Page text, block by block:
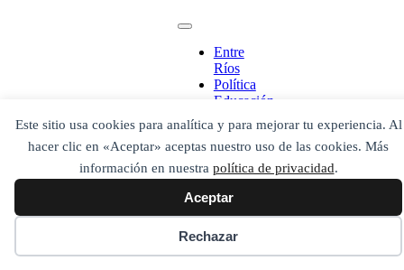
Este sitio usa cookies para analítica y para mejorar tu experiencia. Al
hacer clic en «Aceptar» aceptas nuestro uso de las cookies. Más
información en nuestra política de privacidad.
Aceptar
Rechazar
Entre
Ríos
Política
Educación
Legislaltura
Economía
Judiciales
Salud
El país
América
Latina
Mundo
Secciones